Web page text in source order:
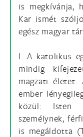
is megkívánja,
Kar ismét
egész magyar
I. A katolikus
mindig
magzati életet.
ember
közül: Isten
személynek,
is megáldotta